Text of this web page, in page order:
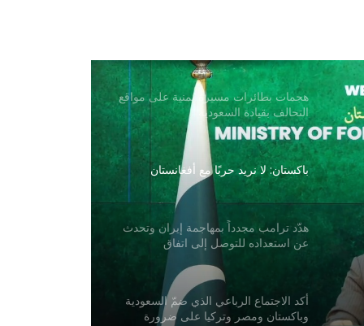
هجمات بطائرات مسيرة يمنية على مواقع
التحالف بقيادة السعودية
باكستان: لا نريد حربًا مع أفغانستان
هدّد ترامب مجدداً بمهاجمة إيران وتحدث
عن استعداده للتوصل إلى اتفاق
أكد الاجتماع الرباعي الذي ضمّ السعودية
وباكستان ومصر وتركيا على ضرورة